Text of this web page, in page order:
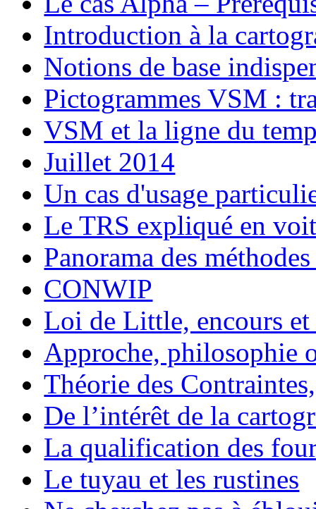
Introduction à la
Notions de base
Pictogrammes VSM :
VSM et la ligne du
Juillet 2014
Un cas d'usage
Le TRS expliqué en
Panorama des
CONWIP
Loi de Little, encours
Approche, philosophie
Théorie des
De l’intérêt de la
La qualification des
Le tuyau et les rustines